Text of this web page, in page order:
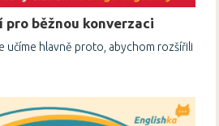
běžnou konverzaci
učíme hlavně proto, abychom rozšířili